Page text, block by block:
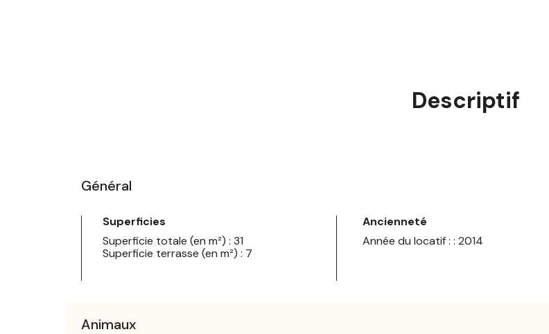
Descriptif
Général
Superficies
Superficie totale (en m²) : 31
Superficie terrasse (en m²) : 7
Ancienneté
Année du locatif : : 2014
Animaux